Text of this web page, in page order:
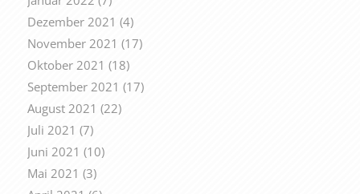
Dezember 2021 (4)
November 2021 (17)
Oktober 2021 (18)
September 2021 (17)
August 2021 (22)
Juli 2021 (7)
Juni 2021 (10)
Mai 2021 (3)